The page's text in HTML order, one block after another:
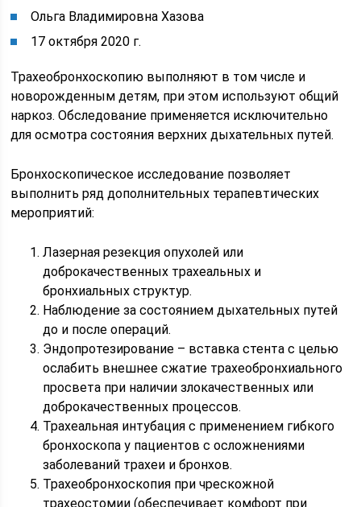
Ольга Владимировна Хазова
17 октября 2020 г.
Трахеобронхоскопию выполняют в том числе и
новорожденным детям, при этом используют общий
наркоз. Обследование применяется исключительно
для осмотра состояния верхних дыхательных путей.
Бронхоскопическое исследование позволяет
выполнить ряд дополнительных терапевтических
мероприятий:
Лазерная резекция опухолей или
доброкачественных трахеальных и
бронхиальных структур.
Наблюдение за состоянием дыхательных путей
до и после операций.
Эндопротезирование – вставка стента с целью
ослабить внешнее сжатие трахеобронхиального
просвета при наличии злокачественных или
доброкачественных процессов.
Трахеальная интубация с применением гибкого
бронхоскопа у пациентов с осложнениями
заболеваний трахеи и бронхов.
Трахеобронхоскопия при чрескожной
трахеостомии (обеспечивает комфорт при